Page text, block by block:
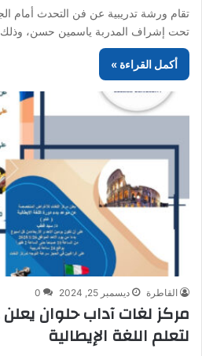
تحت إشراف المدربة ياسمين حسن،
أكمل القراءة »
القاطرة ديسمبر 25, 2024 0
مركز لغات آداب حلوان
لتعلم اللغة الإيطالية